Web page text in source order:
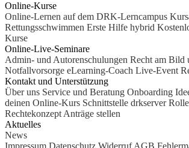
Online-Kurse
Online-Lernen auf dem DRK-Lerncampus
Rettungsschwimmen Erste Hilfe hybrid
Kurse
Online-Live-Seminare
Admin- und Autorenschulungen Recht am Bild
Notfallvorsorge eLearning-Coach Live-Event
Kontakt und Unterstützung
Über uns Service und Beratung Onboarding
deinen Online-Kurs Schnittstelle drkserver
Rechtekonzept Anträge stellen
Aktuelles
News